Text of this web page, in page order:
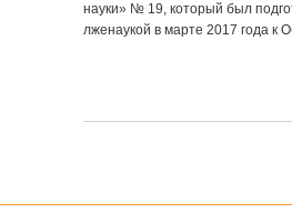
науки» № 19, который был
лженаукой в марте 2017 года